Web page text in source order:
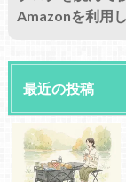
Amazonを利用
最近の投稿